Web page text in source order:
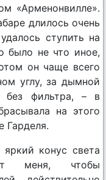
«Арменонвилле».
длилось очень
ступить на
было не что иное,
он чаще всего
углу, за дымной
без фильтра, – в
на этого
Гарделя.
конус света
меня, чтобы